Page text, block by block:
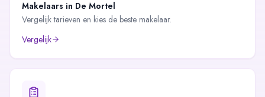
Makelaars in De Mortel
Vergelijk tarieven en kies de beste makelaar.
Vergelijk